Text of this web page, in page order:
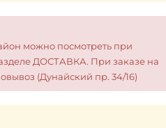
можно посмотреть при
ДОСТАВКА. При заказе на
(Дунайский пр. 34/16)